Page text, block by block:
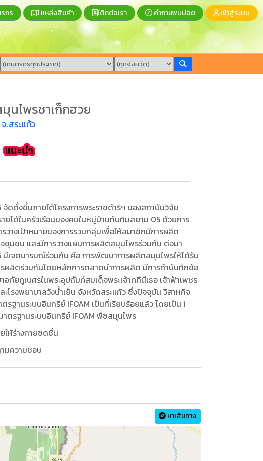
กร แหล่งสินค้า ติดต่อเรา คำถามพบบ่อย เข้าสู่ระบบ
นไพรชาเก็กฮวย
จ.สระแก้ว
ตั้งขึ้นภายใต้โครงการพระราชดำริฯ ของสถาบันวิจัย
ด้ในครัวเรือนของคนในหมู่บ้านทับทิมสยาม 05 ด้วยการ
างเป้าหมายของการรวมกลุ่มเพื่อให้สมาชิกมีการผลิต
ชุมชน และมีการวางแผนการผลิตสมุนไพรร่วมกัน ต่อมา
เจตนารมณ์ร่วมกัน คือ การพัฒนาการผลิตสมุนไพรให้ได้รับ
รผลิตร่วมกันโดยหลักการตลาดนำการผลิต มีการทำบันทึกข้อ
ยภูเบศรในพระอุปถัมภ์สมเด็จพระเจ้าภคินีเธอ เจ้าฟ้าเพชร
รงพยาบาลวังน้ำเย็น จังหวัดสระแก้ว ซึ่งปัจจุบัน วิสาหกิจ
ฐานระบบอินทรีย์ IFOAM เป็นที่เรียบร้อยแล้ว โดยเป็น 1
ตรฐานระบบอินทรีย์ IFOAM พืชสมุนไพร
ให้ร่างกายชดชื่น
มความชอบ
หาเส้นทาง